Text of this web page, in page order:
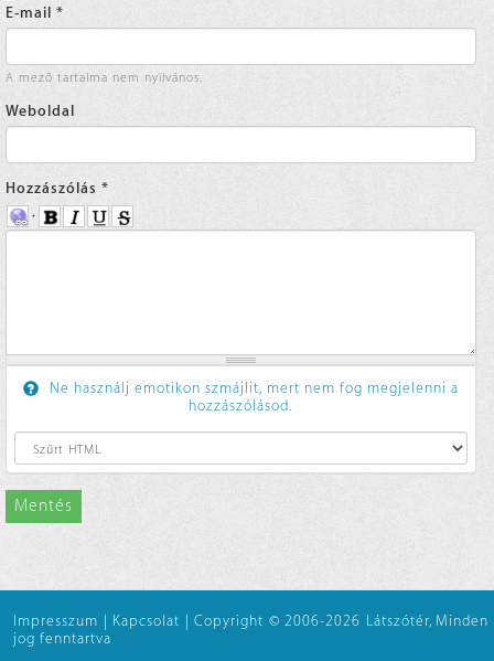
E-mail *
A mező tartalma nem nyilvános.
Weboldal
Hozzászólás *
Ne használj emotikon szmájlit, mert nem fog megjelenni a
hozzászólásod.
Mentés
Impresszum | Kapcsolat | Copyright © 2006-2026 Látszótér, Minden
jog fenntartva